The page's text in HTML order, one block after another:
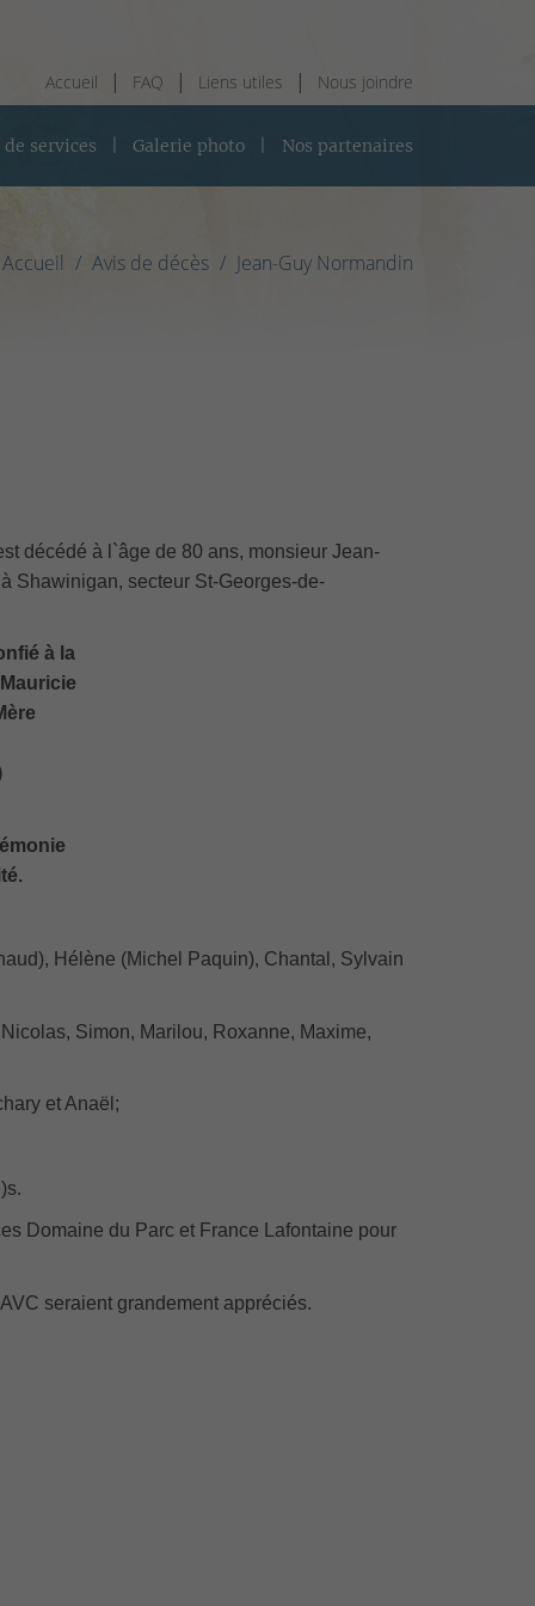
Accueil FAQ Liens utiles Nous joindre
services Galerie photo Nos partenaires
Accueil Avis de décès Jean-Guy Normandin
décédé à l`âge de 80 ans, monsieur Jean-
Shawinigan, secteur St-Georges-de-
à la
Hélène (Michel Paquin), Chantal, Sylvain
Simon, Marilou, Roxanne, Maxime,
et Anaël;
Domaine du Parc et France Lafontaine pour
seraient grandement appréciés.